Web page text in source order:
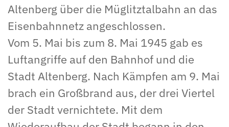
Altenberg über die Müglitztalbahn an das
Eisenbahnnetz angeschlossen.
Vom 5. Mai bis zum 8. Mai 1945 gab es
Luftangriffe auf den Bahnhof und die
Stadt Altenberg. Nach Kämpfen am 9. Mai
brach ein Großbrand aus, der drei Viertel
der Stadt vernichtete. Mit dem